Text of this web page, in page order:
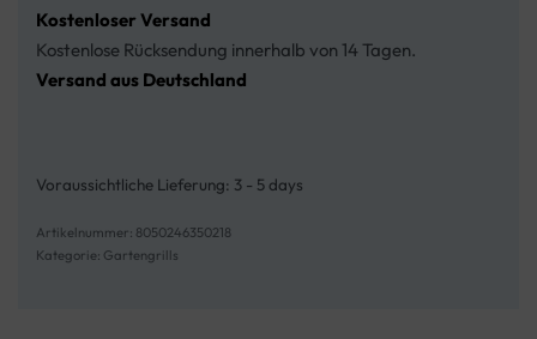
Kostenloser Versand
Kostenlose Rücksendung innerhalb von 14 Tagen.
Versand aus Deutschland
Voraussichtliche Lieferung: 3 - 5 days
8050246350218
Kategorie: Gartengrills